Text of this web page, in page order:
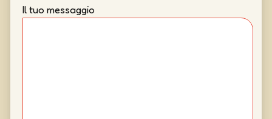
Il tuo messaggio